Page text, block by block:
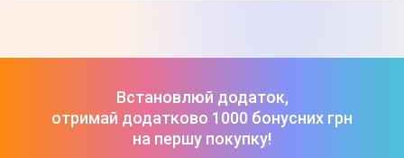
Встановлюй додаток,
отримай додатково 1000 бонусних грн
на першу покупку!